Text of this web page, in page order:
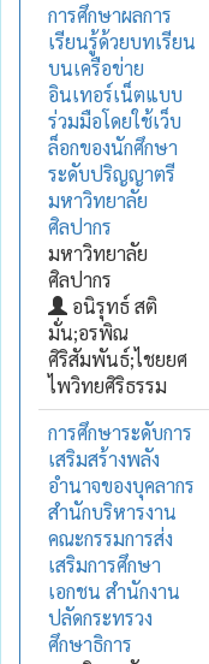
การศึกษาผลการ
เรียนรู้ด้วยบทเรียน
บนเครือข่าย
อินเทอร์เน็ตแบบ
ร่วมมือโดยใช้เว็บ
ล็อกของนักศึกษา
ระดับปริญญาตรี
มหาวิทยาลัย
ศิลปากร
มหาวิทยาลัย
ศิลปากร
อนิรุทธ์ สติ
มั่น;อรพิณ
ศิริสัมพันธ์;ไชยยศ
ไพวิทยศิริธรรม
การศึกษาระดับการ
เสริมสร้างพลัง
อำนาจของบุคลากร
สำนักบริหารงาน
คณะกรรมการส่ง
เสริมการศึกษา
เอกชน สำนักงาน
ปลัดกระทรวง
ศึกษาธิการ